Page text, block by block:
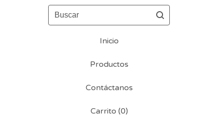
Buscar
Inicio
Productos
Contáctanos
Carrito (0)